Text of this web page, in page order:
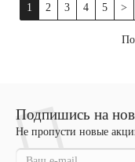
1 2 3 4 5 >
Подпишись на
Не пропусти новые